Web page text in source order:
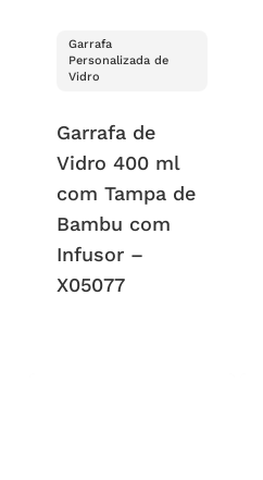
Garrafa
Personalizada de
Vidro
Garrafa de
Vidro 400 ml
com Tampa de
Bambu com
Infusor –
X05077